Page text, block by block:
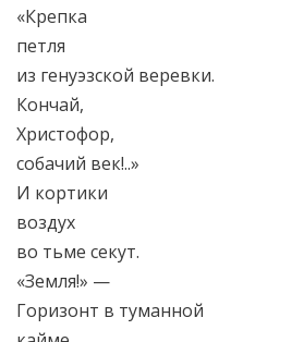
«Крепка
петля
из генуэзской веревки.
Кончай,
Христофор,
собачий век!..»
И кортики
воздух
во тьме секут.
«Земля!» —
Горизонт в туманной